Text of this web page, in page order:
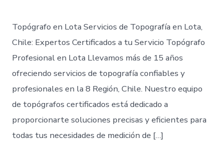
Topógrafo en Lota Servicios de Topografía en Lota,
Chile: Expertos Certificados a tu Servicio Topógrafo
Profesional en Lota Llevamos más de 15 años
ofreciendo servicios de topografía confiables y
profesionales en la 8 Región, Chile. Nuestro equipo
de topógrafos certificados está dedicado a
proporcionarte soluciones precisas y eficientes para
todas tus necesidades de medición de […]